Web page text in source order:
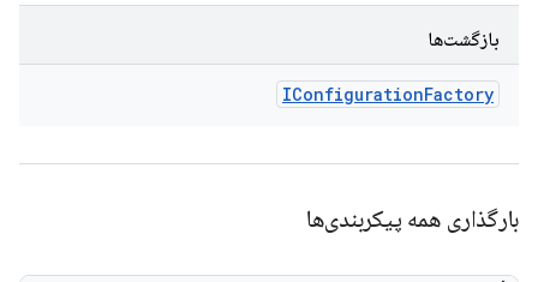
بازگشت‌ها
IConfigurationFactory
بارگذاری همه پیکربندی‌ها